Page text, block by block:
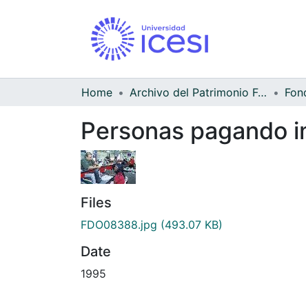
Home Archivo del Patrimonio Fotográfico y Fílmico del Valle del Cauca
Personas pagando
Files
FDO08388.jpg (493.07 KB)
Date
1995